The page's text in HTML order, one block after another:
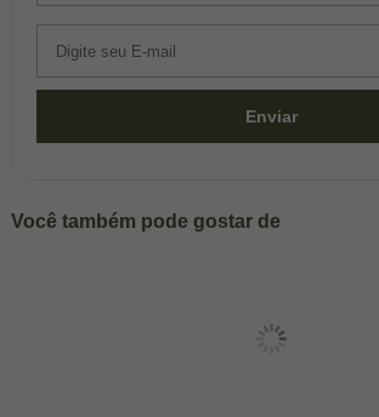
Enviar
Você também pode gostar de